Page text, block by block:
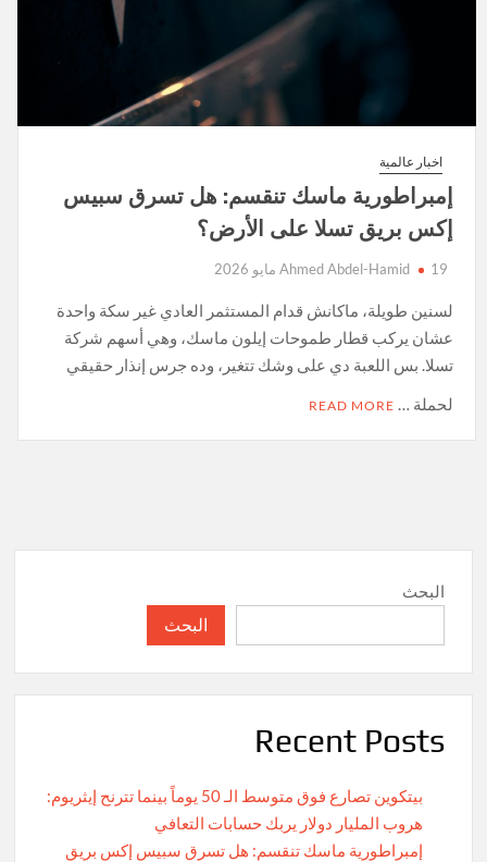
اخبار عالمية
إمبراطورية ماسك تنقسم: هل تسرق سبيس
إكس بريق تسلا على الأرض؟
Ahmed Abdel-Hamid 19 مايو 2026
لسنين طويلة، ماكانش قدام المستثمر العادي غير سكة واحدة
عشان يركب قطار طموحات إيلون ماسك، وهي أسهم شركة
تسلا. بس اللعبة دي على وشك تتغير، وده جرس إنذار حقيقي
لحملة … READ MORE
البحث
البحث
Recent Posts
بيتكوين تصارع فوق متوسط الـ 50 يوماً بينما تترنح إيثريوم:
هروب المليار دولار يربك حسابات التعافي
إمبراطورية ماسك تنقسم: هل تسرق سبيس إكس بريق